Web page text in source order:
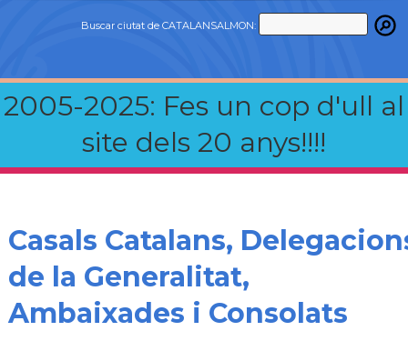
Buscar ciutat de CATALANSALMON:
2005-2025: Fes un cop d'ull al
site dels 20 anys!!!!
Casals Catalans,
de la Generalitat,
Ambaixades i Consolats